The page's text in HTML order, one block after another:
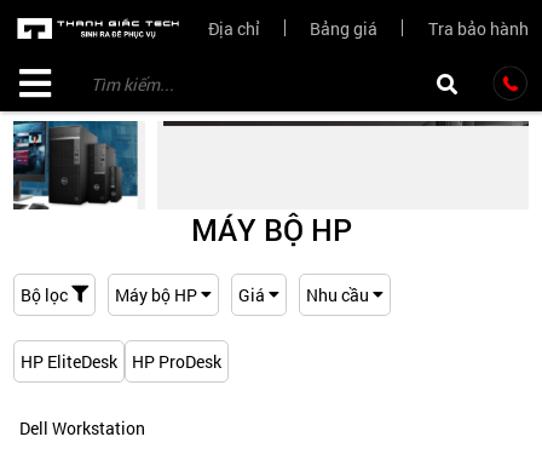
Địa chỉ Bảng giá Tra bảo hành
MÁY BỘ HP
Bộ lọc Máy bộ HP Giá Nhu cầu
HP EliteDesk HP ProDesk
Dell Workstation